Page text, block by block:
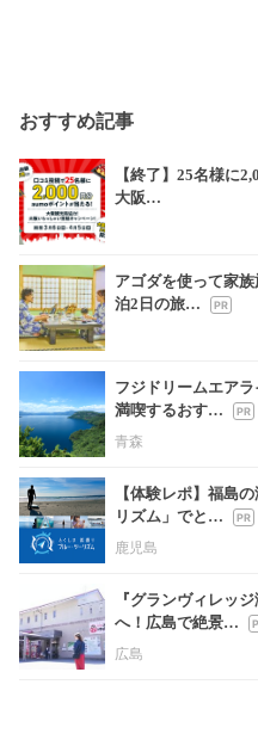
おすすめ記事
【終了】25名様に
大阪…
アゴダを使って家
泊2日の旅…
フジドリームエア
満喫するおす…
青森
【体験レポ】福島
リズム」でと…
鹿児島
『グランヴィレッ
へ！広島で絶景…
広島